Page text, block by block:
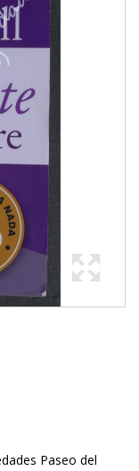
Paseo del